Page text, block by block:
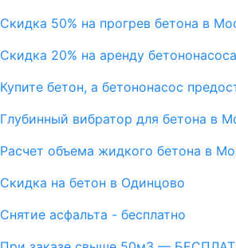
Скидка 50% на прогрев бетона в
Скидка 20% на аренду
Купите бетон, а бетононасос
Глубинный вибратор для бетона в
Расчет объема жидкого бетона в
Скидка на бетон в Одинцово
Снятие асфальта - бесплатно